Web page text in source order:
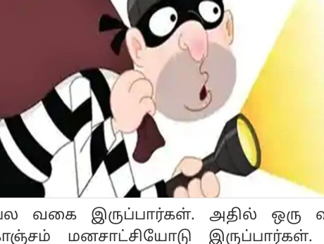
பல வகை இருப்பார்கள். அதில் ஒரு
மனசாட்சியோடு இருப்பார்கள்.